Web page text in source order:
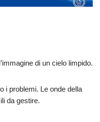
di un cielo limpido.
i problemi. Le onde della
da gestire.